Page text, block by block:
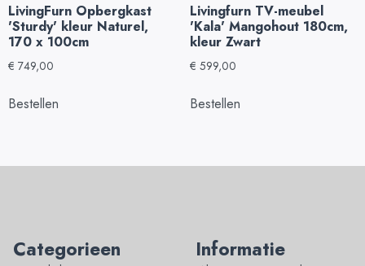
LivingFurn Opbergkast
'Sturdy' kleur Naturel,
170 x 100cm
€ 749,00
Bestellen
Livingfurn TV-meubel
'Kala' Mangohout 180cm,
kleur Zwart
€ 599,00
Bestellen
Categorieen Informatie